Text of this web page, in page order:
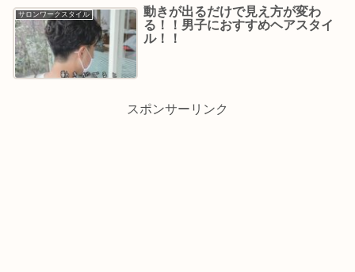
サロンワークスタイル
動きが出るだけで見え方が変わ
る！！男子におすすめヘアスタイ
ル！！
スポンサーリンク